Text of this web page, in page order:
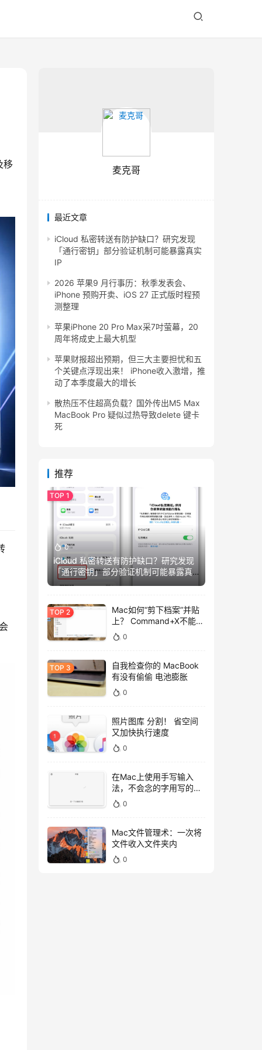
移 麦克哥
最近文章
iCloud 私密转送有防护缺口？研究发现
「通行密钥」部分验证机制可能暴露真实
IP
2026 苹果9 月行事历：秋季发表会、
iPhone 预购开卖、iOS 27 正式版时程预
测整理
苹果iPhone 20 Pro Max采7吋萤幕，20
周年将成史上最大机型
苹果财报超出预期，但三大主要担忧和五
个关键点浮现出来！ iPhone收入激增，推
动了本季度最大的增长
散热压不住超高负载？国外传出M5 Max
MacBook Pro 疑似过热导致delete 键卡
死
推荐
0
iCloud 私密转送有防护缺口？研究发现
「通行密钥」部分验证机制可能暴露真
实IP
Mac如何“剪下档案”并贴
上？ Command+X不能
用，用这招吧！
0
自我检查你的 MacBook
有没有偷偷 电池膨胀
0
照片图库 分割！ 省空间
又加快执行速度
0
在Mac上使用手写输入
法，不会念的字用写的就
好！
0
Mac文件管理术：一次将
文件收入文件夹内
0